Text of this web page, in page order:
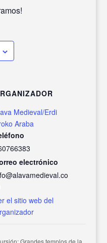
Medieval/Erdi
Araba
electrónico
el sitio web del
Grandes templos de la